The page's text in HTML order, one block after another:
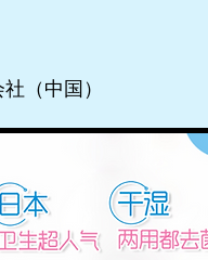
（中国）